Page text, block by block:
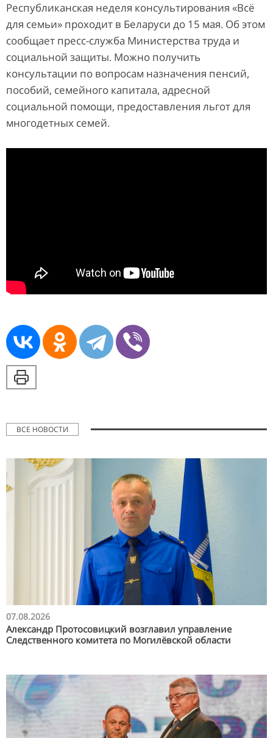
Республиканская неделя консультирования «Всё
для семьи» проходит в Беларуси до 15 мая. Об этом
сообщает пресс-служба Министерства труда и
социальной защиты. Можно получить
консультации по вопросам назначения пенсий,
пособий, семейного капитала, адресной
социальной помощи, предоставления льгот для
многодетных семей.
ВСЕ НОВОСТИ
07.08.2026
Александр Протосовицкий возглавил управление
Следственного комитета по Могилёвской области